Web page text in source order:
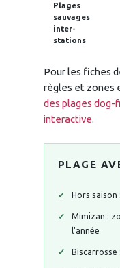
Plages
sauvages
inter-
stations
Pour les fiches
règles et zones
des plages dog-
interactive.
PLAGE
Hors
Mimizan :
l'année
Biscarrosse